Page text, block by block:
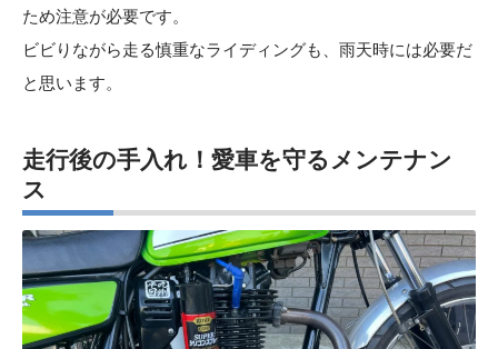
ため注意が必要です。
ビビりながら走る慎重なライディングも、雨天時には必要だ
と思います。
走行後の手入れ！愛車を守るメンテナン
ス